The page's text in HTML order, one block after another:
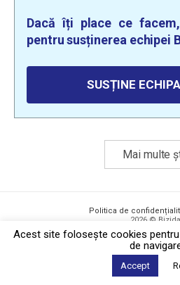
Dacă îți place ce
pentru susținerea echipei
SUSȚINE
Mai multe
Politica de
2026 ©
Acest site foloseşte cookies
de
Accept